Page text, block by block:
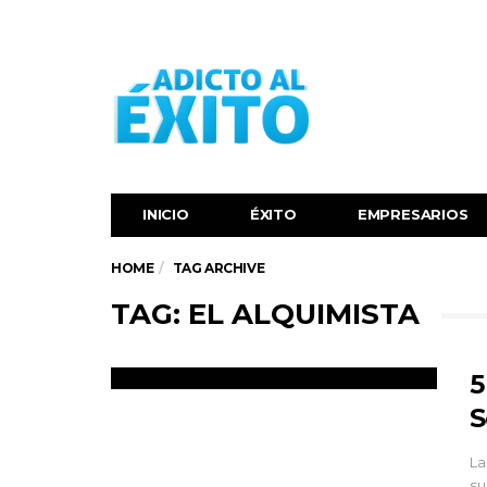
INICIO ÉXITO‬ EMPRESARIOS
HOME TAG ARCHIVE
TAG: EL ALQUIMISTA